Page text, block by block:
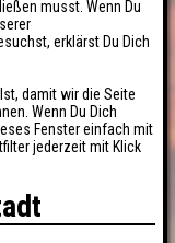
musst. Wenn Du
erklärst Du Dich
damit wir die Seite
Wenn Du Dich
Fenster einfach mit
jederzeit mit Klick